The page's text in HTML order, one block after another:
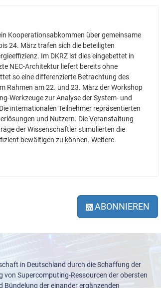
Kooperationsabkommen über gemeinsame
24. März trafen sich die beteiligten
Im DKRZ ist dies eingebettet in
NEC-Architektur liefert bereits ohne
so eine differenzierte Betrachtung des
Rahmen am 22. und 23. März der Workshop
Werkzeuge zur Analyse der System- und
internationalen Teilnehmer repräsentierten
und Nutzern. Die Veranstaltung
der Wissenschaftler stimulierten die
bewältigen zu können. Weitere
ABONNIEREN
in Deutschland durch die Schaffung der
Supercomputing-Ressourcen der obersten
der einander ergänzenden